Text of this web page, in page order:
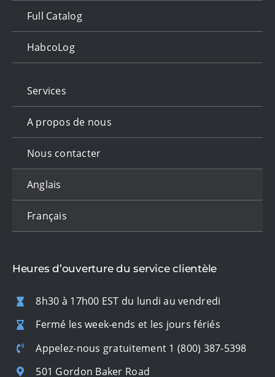
Full Catalog
HabcoLog
Services
A propos de nous
Nous contacter
Anglais
Français
Heures d’ouverture du service clientèle
8h30 à 17h00 EST du lundi au vendredi
Fermé les week-ends et les jours fériés
Appelez-nous gratuitement 1 (800) 387-5398
501 Gordon Baker Road